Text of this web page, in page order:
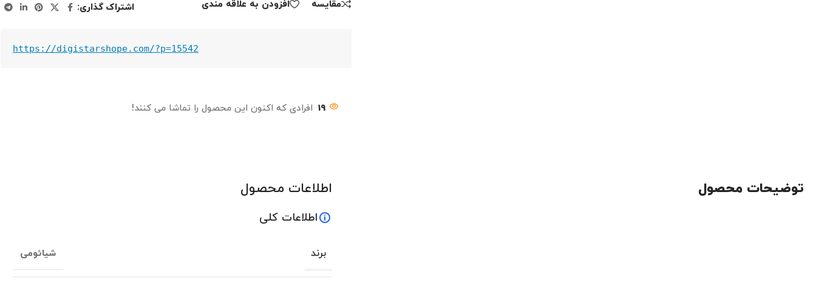
مقايسه افزودن به علاقه مندی اشتراک گذاری:
https://digistarshope.com/?p=15542
19 افرادی که اکنون این محصول را تماشا می کنند!
توضیحات محصول اطلاعات محصول
اطلاعات کلی
برند شیائومی